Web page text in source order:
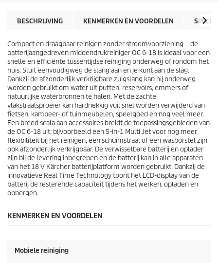
s
n
.
2
8
b
e
o
o
r
d
e
l
i
n
g
e
n
BESCHRIJVING KENMERKEN EN VOORDELEN
Compact en draagbaar reinigen zonder stroomvoorziening – de
batterijaangedreven middendrukreiniger OC 6-18 is ideaal voor een
snelle en efficiënte tussentijdse reiniging onderweg of rondom het
huis. Sluit eenvoudigweg de slang aan en je kunt aan de slag.
Dankzij de afzonderlijk verkrijgbare zuigslang kan hij onderweg
worden gebruikt om water uit putten, reservoirs, emmers of
natuurlijke waterbronnen te halen. Met de zachte
vlakstraalsproeier kan hardnekkig vuil snel worden verwijderd van
fietsen, kampeer- of tuinmeubelen, speelgoed en nog veel meer.
Een breed scala aan accessoires breidt de toepassingsgebieden van
de OC 6-18 uit: bijvoorbeeld een 5-in-1 Multi Jet voor nog meer
flexibiliteit bij het reinigen, een schuimstraal of een wasborstel zijn
ook afzonderlijk verkrijgbaar. De verwisselbare batterij en oplader
zijn bij de levering inbegrepen en de batterij kan in alle apparaten
van het 18 V Kärcher batterijplatform worden gebruikt. Dankzij de
innovatieve Real Time Technology toont het LCD-display van de
batterij de resterende capaciteit tijdens het werken, opladen en
opbergen.
KENMERKEN EN VOORDELEN
Mobiele reiniging